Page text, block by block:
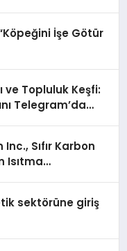
İşe Götür
ve Topluluk Keşfi:
Telegram’da
Sıfır Karbon
Isıtma
sektörüne giriş